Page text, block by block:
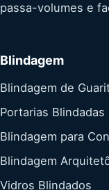
passa-volumes e
Blindagem
Blindagem de
Portarias Blindadas
Blindagem para
Blindagem
Vidros Blindados